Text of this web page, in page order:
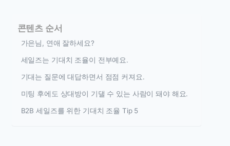
콘텐츠 순서
가은님, 연애 잘하세요?
세일즈는 기대치 조율이 전부예요.
기대는 질문에 대답하면서 점점 커져요.
미팅 후에도 상대방이 기댈 수 있는 사람이 돼야 해요.
B2B 세일즈를 위한 기대치 조율 Tip 5